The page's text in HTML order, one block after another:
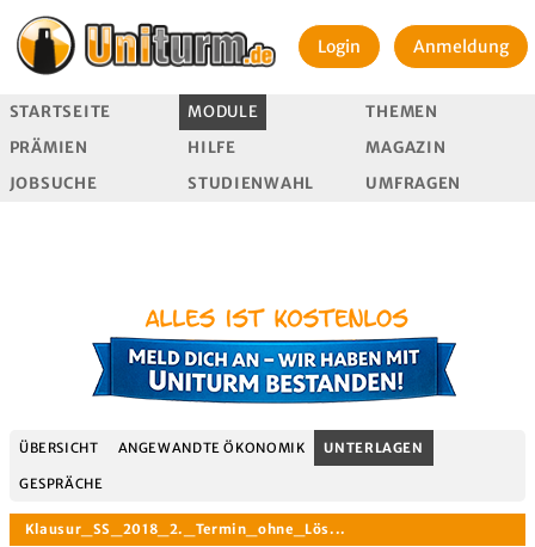
Login Anmeldung
STARTSEITE MODULE
THEMEN
PRÄMIEN
HILFE
MAGAZIN
JOBSUCHE
STUDIENWAHL UMFRAGEN
ÜBERSICHT ANGEWANDTE ÖKONOMIK UNTERLAGEN
GESPRÄCHE